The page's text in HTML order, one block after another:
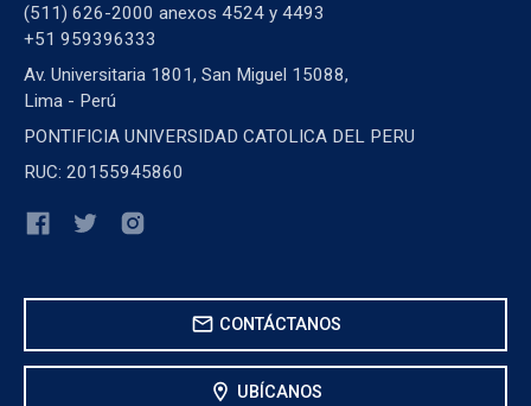
(511) 626-2000 anexos 4524 y 4493
+51 959396333
Av. Universitaria 1801, San Miguel 15088,
Lima - Perú
PONTIFICIA UNIVERSIDAD CATOLICA DEL PERU
RUC: 20155945860
mail CONTÁCTANOS
location_on UBÍCANOS